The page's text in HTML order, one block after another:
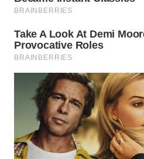
INDRAMAYU
WN
KUNINGAN
WN
MAJALENGKA
WN
SUBANG